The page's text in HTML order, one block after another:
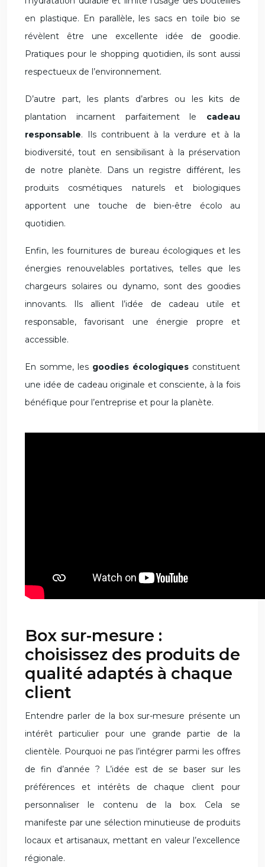
en plastique. En parallèle, les sacs en toile bio se
révèlent être une excellente idée de goodie.
Pratiques pour le shopping quotidien, ils sont aussi
respectueux de l’environnement.
D’autre part, les plants d’arbres ou les kits de
plantation incarnent parfaitement le cadeau
responsable. Ils contribuent à la verdure et à la
biodiversité, tout en sensibilisant à la préservation
de notre planète. Dans un registre différent, les
produits cosmétiques naturels et biologiques
apportent une touche de bien-être écolo au
quotidien.
Enfin, les fournitures de bureau écologiques et les
énergies renouvelables portatives, telles que les
chargeurs solaires ou dynamo, sont des goodies
innovants. Ils allient l’idée de cadeau utile et
responsable, favorisant une énergie propre et
accessible.
En somme, les goodies écologiques constituent
une idée de cadeau originale et consciente, à la fois
bénéfique pour l’entreprise et pour la planète.
Box sur-mesure :
choisissez des produits de
qualité adaptés à chaque
client
Entendre parler de la box sur-mesure présente un
intérêt particulier pour une grande partie de la
clientèle. Pourquoi ne pas l’intégrer parmi les offres
de fin d’année ? L’idée est de se baser sur les
préférences et intérêts de chaque client pour
personnaliser le contenu de la box. Cela se
manifeste par une sélection minutieuse de produits
locaux et artisanaux, mettant en valeur l’excellence
régionale.